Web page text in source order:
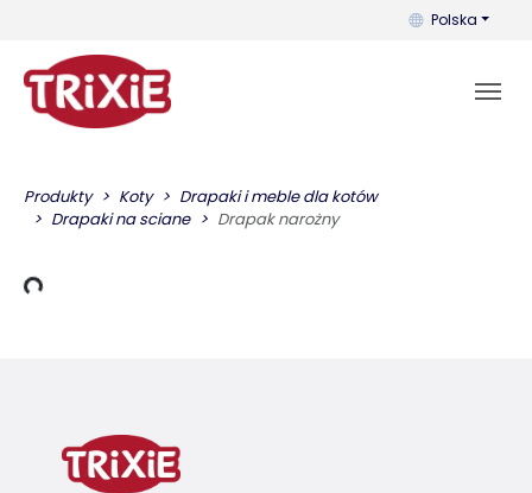
Możesz
Polska
Produkty Koty
Drapaki i meble dla kotów
Drapaki na sciane
Drapak narożny